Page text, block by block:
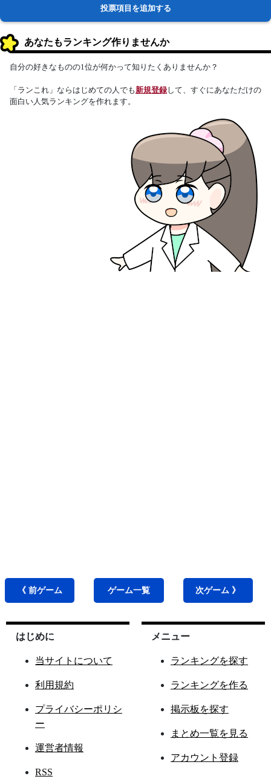
投票項目を追加する
あなたもランキング作りませんか
自分の好きなものの1位が何かって知りたくありませんか？
「ランこれ」ならはじめての人でも新規登録して、すぐにあなただけの
面白い人気ランキングを作れます。
《 前ゲーム ゲーム一覧 次ゲーム 》
はじめに
当サイトについて
利用規約
プライバシーポリシ
ー
運営者情報
RSS
メニュー
ランキングを探す
ランキングを作る
掲示板を探す
まとめ一覧を見る
アカウント登録